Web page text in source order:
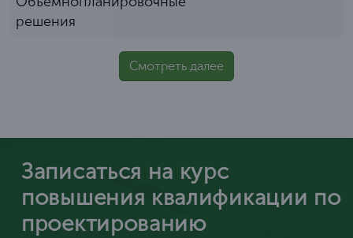
решения
Смотреть далее
Записаться на курс
повышения квалификации по
проектированию